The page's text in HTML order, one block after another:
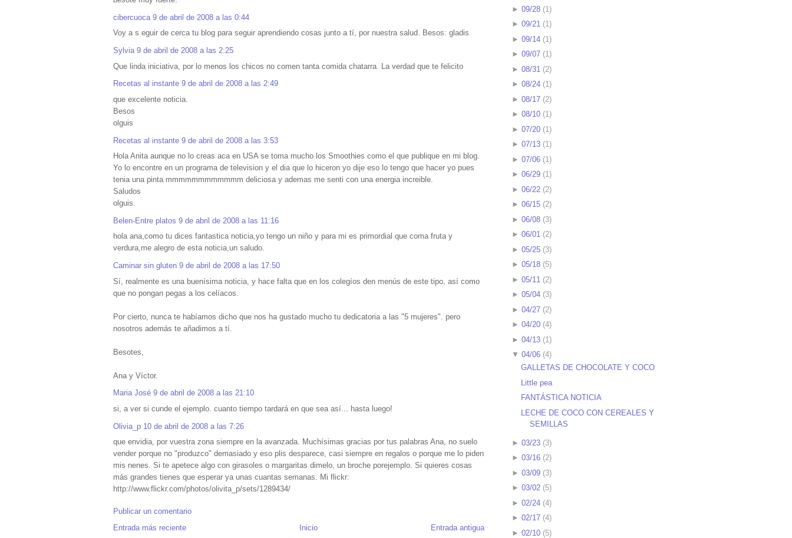
cibercuoca 9 de abril de 2008 a las 0:44
Voy a s eguir de cerca tu blog para seguir aprendiendo cosas junto a tí, por nuestra salud. Besos: gladis
Sylvia 9 de abril de 2008 a las 2:25
Que linda iniciativa, por lo menos los chicos no comen tanta comida chatarra. La verdad que te felicito
Recetas al instante 9 de abril de 2008 a las 2:49
que excelente noticia.
Besos
olguis
Recetas al instante 9 de abril de 2008 a las 3:53
Hola Anita aunque no lo creas aca en USA se toma mucho los Smoothies como el que publique en mi blog.
Yo lo encontre en un programa de television y el dia que lo hiceron yo dije eso lo tengo que hacer yo pues
tenia una pinta mmmmmmmmmmmm deliciosa y ademas me senti con una energia increible.
Saludos
olguis.
Belen-Entre platos 9 de abril de 2008 a las 11:16
hola ana,como tu dices fantastica noticia,yo tengo un niño y para mi es primordial que coma fruta y
verdura,me alegro de esta noticia,un saludo.
Caminar sin gluten 9 de abril de 2008 a las 17:50
Sí, realmente es una buenísima noticia, y hace falta que en los colegíos den menús de este tipo, así como
que no pongan pegas a los celíacos.
Por cierto, nunca te habíamos dicho que nos ha gustado mucho tu dedicatoria a las "5 mujeres". pero
nosotros además te añadimos a tí.
Besotes,
Ana y Víctor.
Maria José 9 de abril de 2008 a las 21:10
si, a ver si cunde el ejemplo. cuanto tiempo tardará en que sea así... hasta luego!
Olivia_p 10 de abril de 2008 a las 7:26
que envidia, por vuestra zona siempre en la avanzada. Muchísimas gracias por tus palabras Ana, no suelo
vender porque no "produzco" demasiado y eso plis desparece, casi siempre en regalos o porque me lo piden
mis nenes. Si te apetece algo con girasoles o margaritas dimelo, un broche porejemplo. Si quieres cosas
más grandes tienes que esperar ya unas cuantas semanas. Mi flickr:
http://www.flickr.com/photos/olivita_p/sets/1289434/
Publicar un comentario
Entrada más reciente
Entrada antigua
Inicio
► 09/28(1)
► 09/21(1)
► 09/14(1)
► 09/07(1)
► 08/31 (2)
► 08/24(1)
► 08/17(2)
► 08/10(1)
► 07/20(1)
► 07/13(1)
► 07/06(1)
► 06/29(1)
► 06/22(2)
► 06/15(2)
► 06/08(3)
► 06/01(2)
► 05/25(3)
► 05/18(5)
► 05/11 (2)
► 05/04(3)
► 04/27(2)
► 04/20(4)
► 04/13(1)
▼ 04/06(4)
GALLETAS DE CHOCOLATE Y COCO
Little pea
FANTÁSTICA NOTICIA
LECHE DE COCO CON CEREALES Y
SEMILLAS
► 03/23(3)
► 03/16(2)
► 03/09(3)
► 03/02(5)
► 02/24(4)
► 02/17(4)
► 02/10(5)